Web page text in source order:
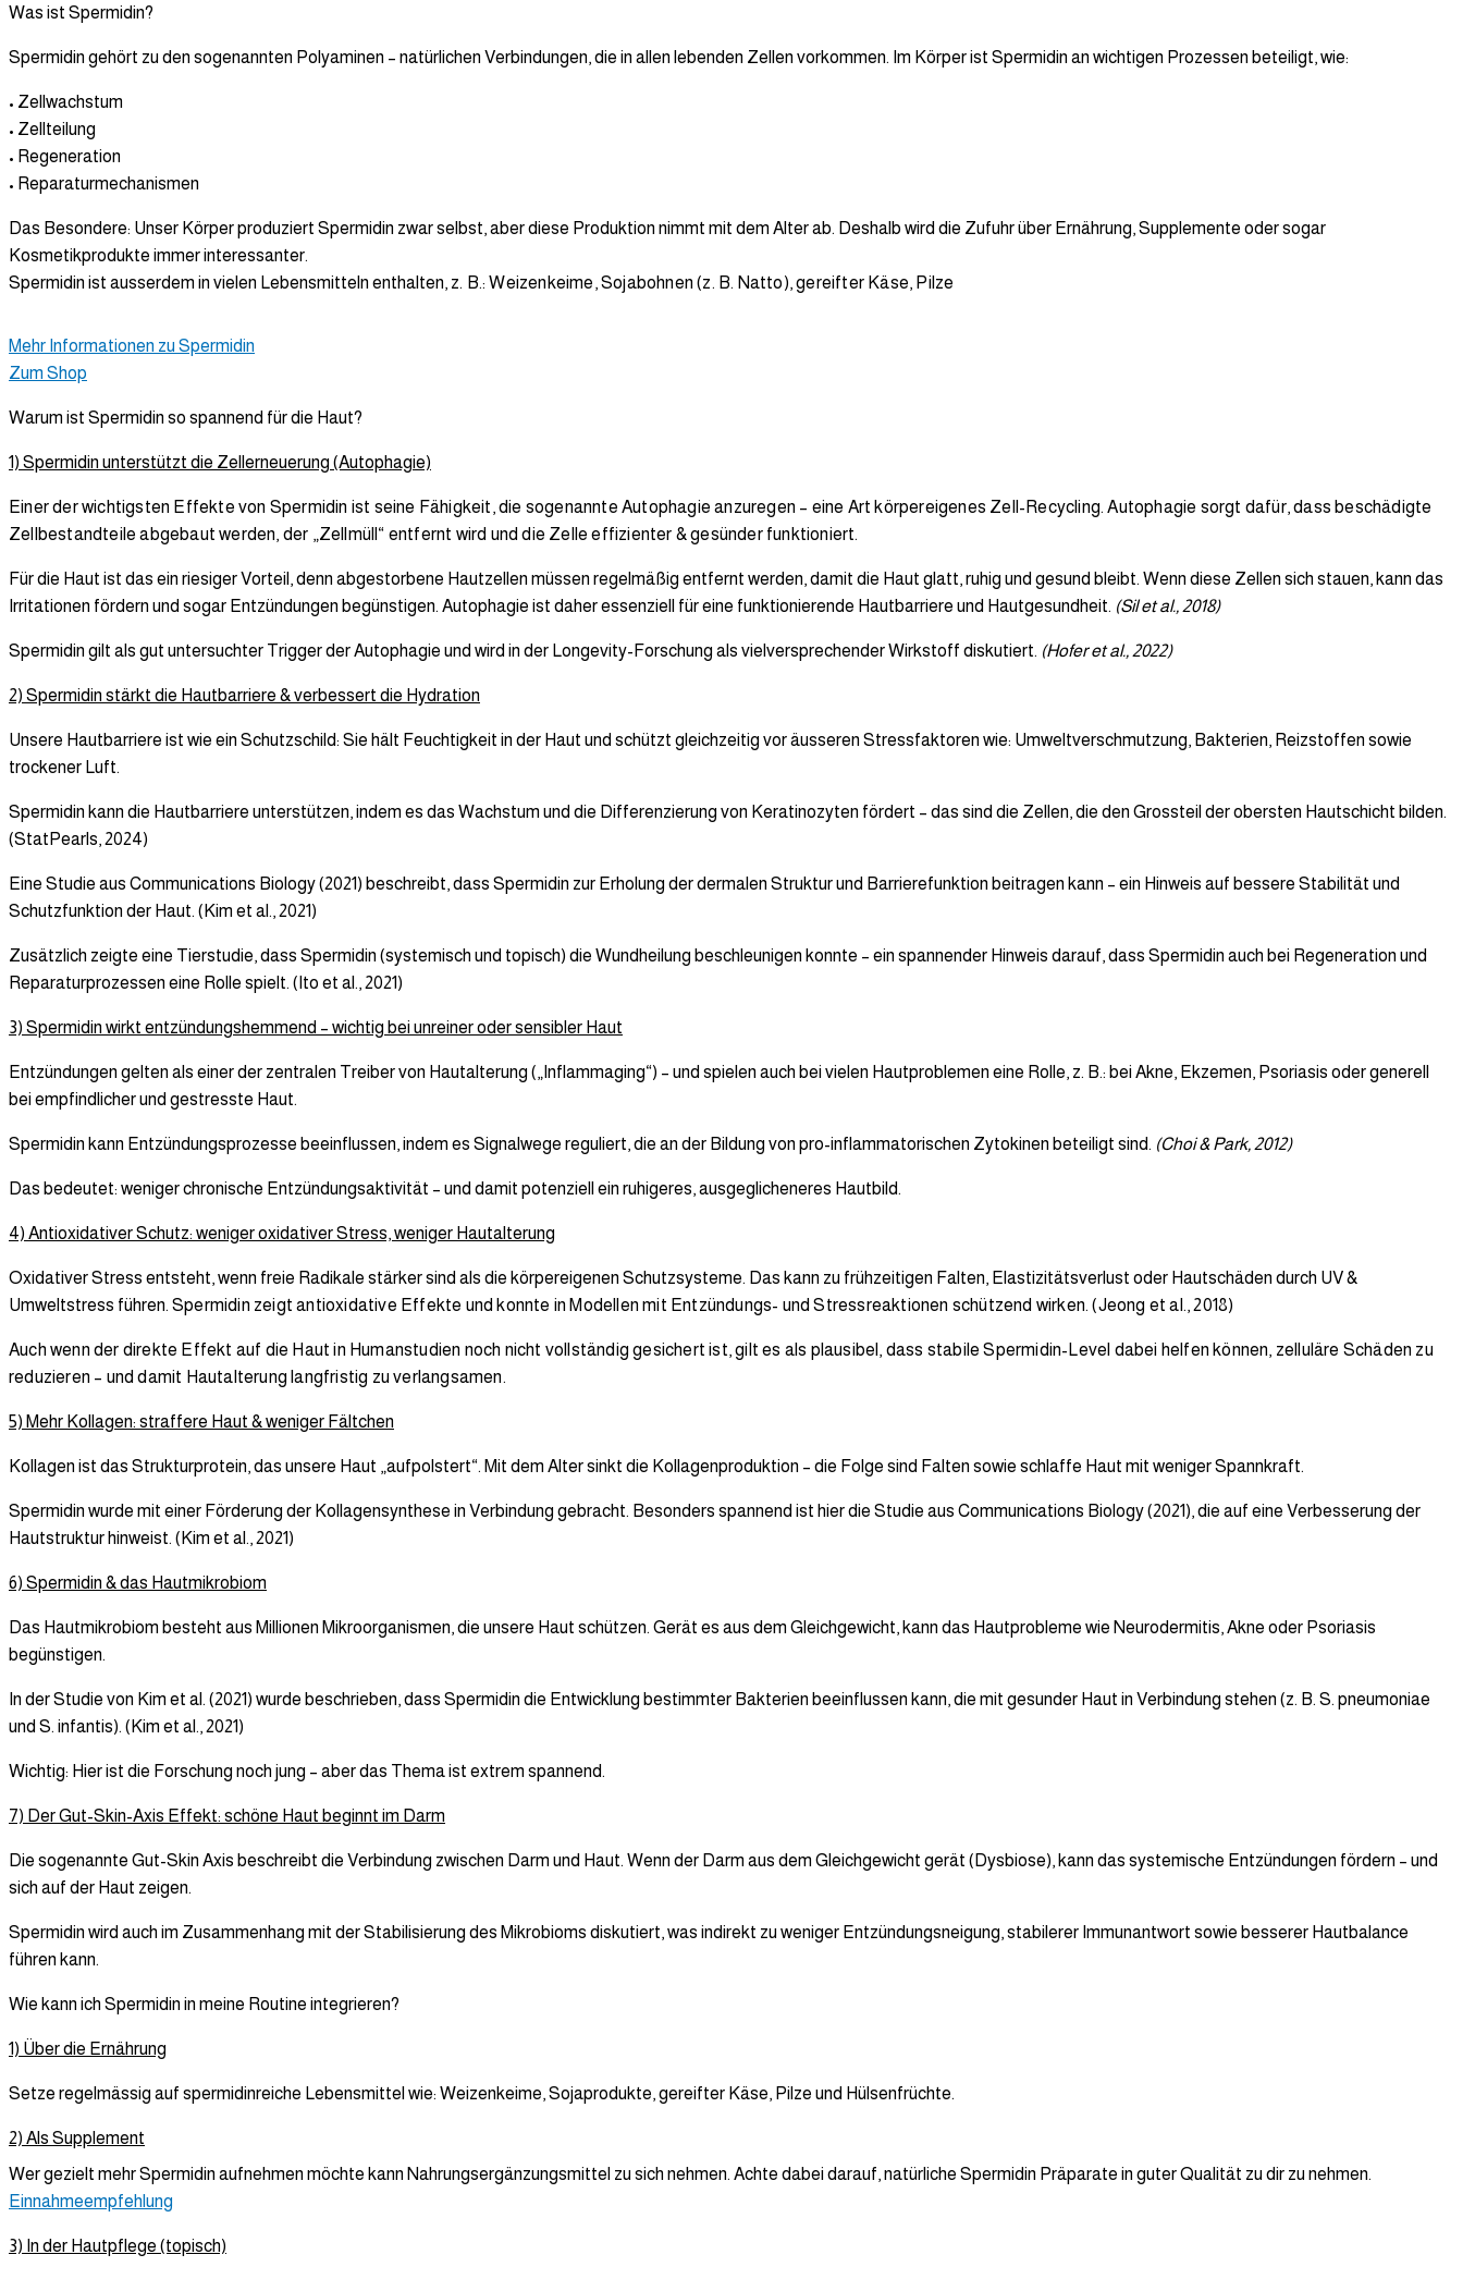
Was ist Spermidin?
Spermidin gehört zu den sogenannten Polyaminen – natürlichen Verbindungen, die in allen lebenden Zellen vorkommen. Im Körper ist Spermidin an wichtigen Prozessen beteiligt, wie:
• Zellwachstum
• Zellteilung
• Regeneration
• Reparaturmechanismen
Das Besondere: Unser Körper produziert Spermidin zwar selbst, aber diese Produktion nimmt mit dem Alter ab. Deshalb wird die Zufuhr über Ernährung, Supplemente oder sogar
Kosmetikprodukte immer interessanter.
Spermidin ist ausserdem in vielen Lebensmitteln enthalten, z. B.: Weizenkeime,Sojabohnen (z. B. Natto),gereifter Käse, Pilze
Mehr Informationen zu Spermidin
Zum Shop
Warum ist Spermidin so spannend für die Haut?
1) Spermidin unterstützt die Zellerneuerung (Autophagie)
Einer der wichtigsten Effekte von Spermidin ist seine Fähigkeit, die sogenannte Autophagie anzuregen – eine Art körpereigenes Zell-Recycling. Autophagie sorgt dafür, dass beschädigte
Zellbestandteile abgebaut werden, der „Zellmüll“ entfernt wird und die Zelle effizienter & gesünder funktioniert.
Für die Haut ist das ein riesiger Vorteil, denn abgestorbene Hautzellen müssen regelmäßig entfernt werden, damit die Haut glatt, ruhig und gesund bleibt. Wenn diese Zellen sich stauen, kann das
Irritationen fördern und sogar Entzündungen begünstigen. Autophagie ist daher essenziell für eine funktionierende Hautbarriere und Hautgesundheit. (Sil et al., 2018)
Spermidin gilt als gut untersuchter Trigger der Autophagie und wird in der Longevity-Forschung als vielversprechender Wirkstoff diskutiert. (Hofer et al., 2022)
2) Spermidin stärkt die Hautbarriere & verbessert die Hydration
Unsere Hautbarriere ist wie ein Schutzschild: Sie hält Feuchtigkeit in der Haut und schützt gleichzeitig vor äusseren Stressfaktoren wie: Umweltverschmutzung, Bakterien, Reizstoffen sowie
trockener Luft.
Spermidin kann die Hautbarriere unterstützen, indem es das Wachstum und die Differenzierung von Keratinozyten fördert – das sind die Zellen, die den Grossteil der obersten Hautschicht bilden.
(StatPearls, 2024)
Eine Studie aus Communications Biology (2021) beschreibt, dass Spermidin zur Erholung der dermalen Struktur und Barrierefunktion beitragen kann – ein Hinweis auf bessere Stabilität und
Schutzfunktion der Haut. (Kim et al., 2021)
Zusätzlich zeigte eine Tierstudie, dass Spermidin (systemisch und topisch) die Wundheilung beschleunigen konnte – ein spannender Hinweis darauf, dass Spermidin auch bei Regeneration und
Reparaturprozessen eine Rolle spielt. (Ito et al., 2021)
3) Spermidin wirkt entzündungshemmend – wichtig bei unreiner oder sensibler Haut
Entzündungen gelten als einer der zentralen Treiber von Hautalterung („Inflammaging“) – und spielen auch bei vielen Hautproblemen eine Rolle, z. B.: bei Akne, Ekzemen, Psoriasis oder generell
bei empfindlicher und gestresste Haut.
Spermidin kann Entzündungsprozesse beeinflussen, indem es Signalwege reguliert, die an der Bildung von pro-inflammatorischen Zytokinen beteiligt sind. (Choi & Park, 2012)
Das bedeutet: weniger chronische Entzündungsaktivität – und damit potenziell ein ruhigeres, ausgeglicheneres Hautbild.
4) Antioxidativer Schutz: weniger oxidativer Stress, weniger Hautalterung
Oxidativer Stress entsteht, wenn freie Radikale stärker sind als die körpereigenen Schutzsysteme. Das kann zu frühzeitigen Falten, Elastizitätsverlust oder Hautschäden durch UV &
Umweltstress führen. Spermidin zeigt antioxidative Effekte und konnte in Modellen mit Entzündungs- und Stressreaktionen schützend wirken. (Jeong et al., 2018)
Auch wenn der direkte Effekt auf die Haut in Humanstudien noch nicht vollständig gesichert ist, gilt es als plausibel, dass stabile Spermidin-Level dabei helfen können, zelluläre Schäden zu
reduzieren – und damit Hautalterung langfristig zu verlangsamen.
5) Mehr Kollagen: straffere Haut & weniger Fältchen
Kollagen ist das Strukturprotein, das unsere Haut „aufpolstert“. Mit dem Alter sinkt die Kollagenproduktion – die Folge sind Falten sowie schlaffe Haut mit weniger Spannkraft.
Spermidin wurde mit einer Förderung der Kollagensynthese in Verbindung gebracht. Besonders spannend ist hier die Studie aus Communications Biology (2021), die auf eine Verbesserung der
Hautstruktur hinweist. (Kim et al., 2021)
6) Spermidin & das Hautmikrobiom
Das Hautmikrobiom besteht aus Millionen Mikroorganismen, die unsere Haut schützen. Gerät es aus dem Gleichgewicht, kann das Hautprobleme wie Neurodermitis, Akne oder Psoriasis
begünstigen.
In der Studie von Kim et al. (2021) wurde beschrieben, dass Spermidin die Entwicklung bestimmter Bakterien beeinflussen kann, die mit gesunder Haut in Verbindung stehen (z. B. S. pneumoniae
und S. infantis). (Kim et al., 2021)
Wichtig: Hier ist die Forschung noch jung – aber das Thema ist extrem spannend.
7) Der Gut-Skin-Axis Effekt: schöne Haut beginnt im Darm
Die sogenannte Gut-Skin Axis beschreibt die Verbindung zwischen Darm und Haut. Wenn der Darm aus dem Gleichgewicht gerät (Dysbiose), kann das systemische Entzündungen fördern – und
sich auf der Haut zeigen.
Spermidin wird auch im Zusammenhang mit der Stabilisierung des Mikrobioms diskutiert, was indirekt zu weniger Entzündungsneigung, stabilerer Immunantwort sowie besserer Hautbalance
führen kann.
Wie kann ich Spermidin in meine Routine integrieren?
1) Über die Ernährung
Setze regelmässig auf spermidinreiche Lebensmittel wie: Weizenkeime, Sojaprodukte, gereifter Käse, Pilze und Hülsenfrüchte.
2) Als Supplement
Wer gezielt mehr Spermidin aufnehmen möchte kann Nahrungsergänzungsmittel zu sich nehmen. Achte dabei darauf, natürliche Spermidin Präparate in guter Qualität zu dir zu nehmen.
Einnahmeempfehlung
3) In der Hautpflege (topisch)